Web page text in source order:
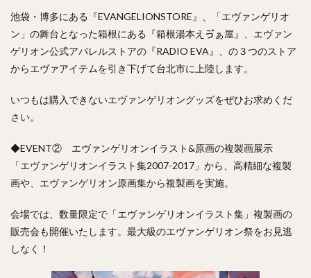
池袋・博多にある『EVANGELIONSTORE』、「エヴァンゲリオ
ン」の舞台となった箱根にある『箱根湯本えゔぁ屋』、エヴァン
ゲリオン公式アパレルストアの『RADIO EVA』、の３つのストア
からエヴァアイテムを引き下げて台北市に上陸します。
いつもは購入できないエヴァンゲリオングッズをぜひお求めくだ
さい。
◆EVENT② エヴァンゲリオンイラスト&原画の複製画展示
「エヴァンゲリオンイラスト集2007-2017」から、高精細な複製
画や、エヴァンゲリオン原画集から複製画を実施。
会場では、数量限定で「エヴァンゲリオンイラスト集」複製画の
販売会も開催いたします。最大級のエヴァンゲリオン祭をお見逃
しなく！